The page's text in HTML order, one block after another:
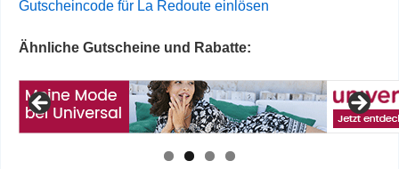
Gutscheincode für La Redoute einlösen
Ähnliche Gutscheine und Rabatte: